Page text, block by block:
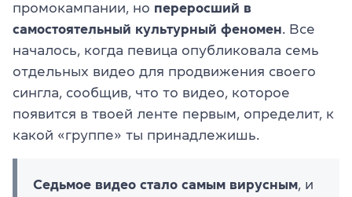
промокампании, но переросший в
самостоятельный культурный феномен. Все
началось, когда певица опубликовала семь
отдельных видео для продвижения своего
сингла, сообщив, что то видео, которое
появится в твоей ленте первым, определит, к
какой «группе» ты принадлежишь.
Седьмое видео стало самым вирусным, и